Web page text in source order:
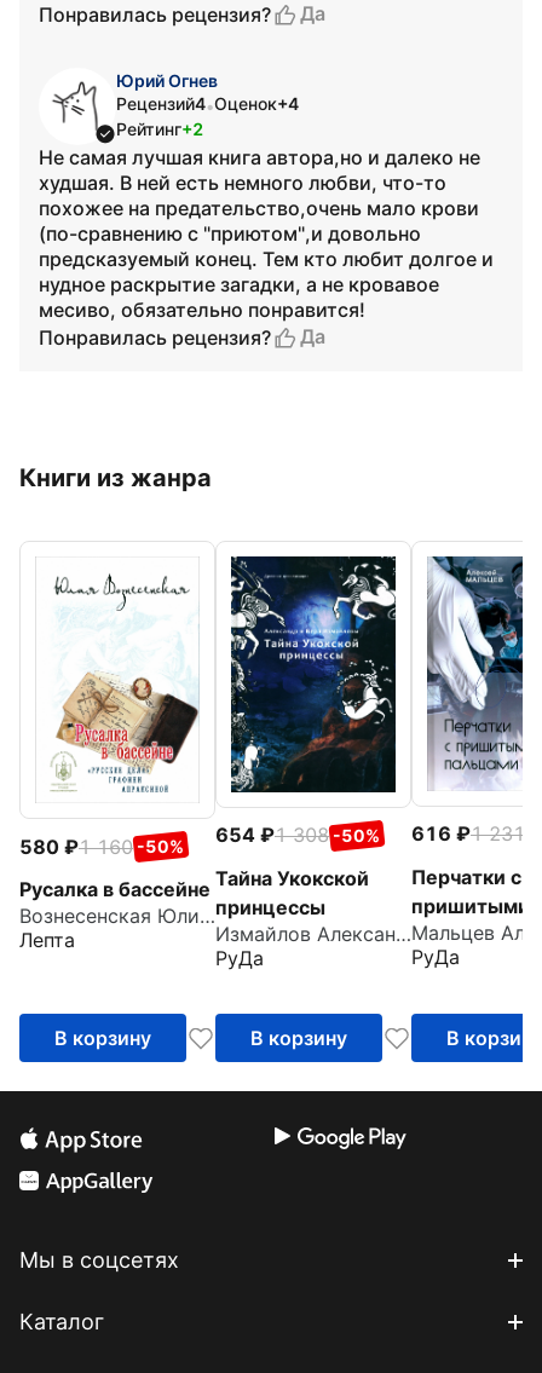
Понравилась рецензия?
Да
Юрий Огнев
Рецензий4•Оценок+4
Рейтинг+2
Не самая лучшая книга автора,но и далеко не
худшая. В ней есть немного любви, что-то
похожее на предательство,очень мало крови
(по-сравнению с "приютом",и довольно
предсказуемый конец. Тем кто любит долгое и
нудное раскрытие загадки, а не кровавое
месиво, обязательно понравится!
Понравилась рецензия?
Да
Книги из жанра
580 1 160 -50%
Русалка в бассейне
Вознесенская Юлия Николаевна
Лепта
В корзину
654 1 308 -50%
Тайна Укокской
принцессы
Измайлов Александр
РуДа
В корзину
616 1 231
Перчатки с
пришитыми
пальцами
РуДа
В корзину
Мы в соцсетях
Каталог